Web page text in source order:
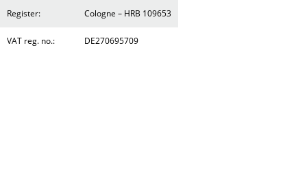
Register: Cologne – HRB 109653
VAT reg. no.: DE270695709